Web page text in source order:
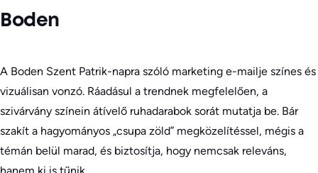
Boden
A Boden Szent Patrik-napra szóló marketing e-mailje színes és
vizuálisan vonzó. Ráadásul a trendnek megfelelően, a
szivárvány színein átívelő ruhadarabok sorát mutatja be. Bár
szakít a hagyományos „csupa zöld” megközelítéssel, mégis a
témán belül marad, és biztosítja, hogy nemcsak releváns,